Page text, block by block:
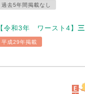
過去5年間掲載なし
【令和3年 ワースト4】
平成29年掲載